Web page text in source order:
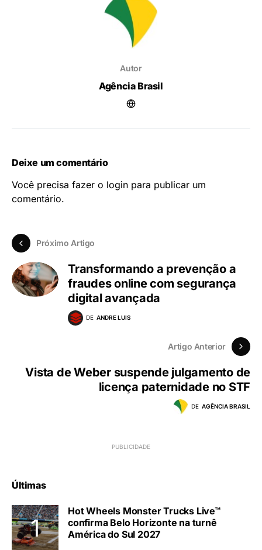
Autor
Agência Brasil
Deixe um comentário
Você precisa fazer o login para publicar um
comentário.
Próximo Artigo
Transformando a prevenção a
fraudes online com segurança
digital avançada
DE ANDRE LUIS
Artigo Anterior
Vista de Weber suspende julgamento de
licença paternidade no STF
DE AGÊNCIA BRASIL
Últimas
Hot Wheels Monster Trucks Live™
confirma Belo Horizonte na turnê
América do Sul 2027